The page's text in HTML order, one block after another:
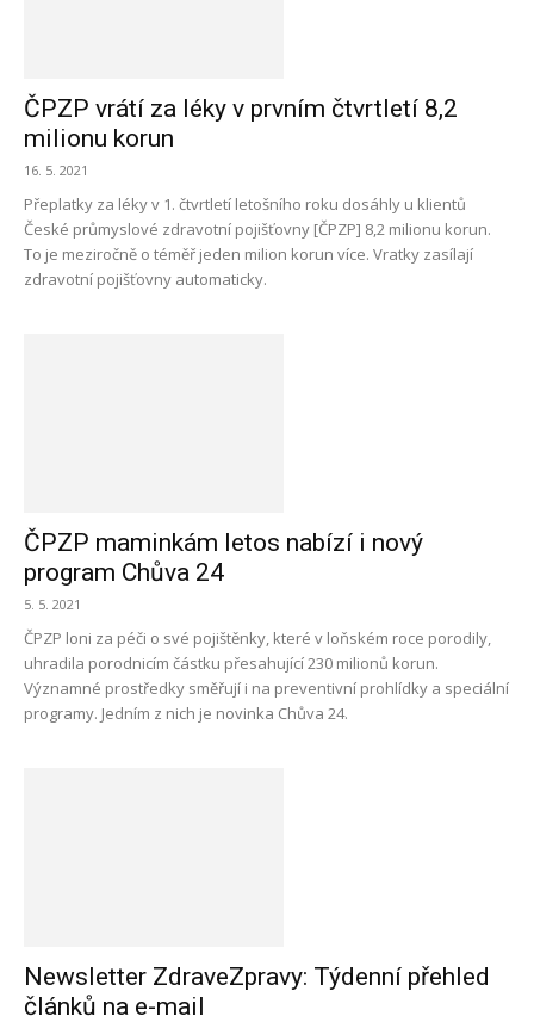
ČPZP vrátí za léky v prvním čtvrtletí 8,2
milionu korun
16. 5. 2021
Přeplatky za léky v 1. čtvrtletí letošního roku dosáhly u klientů
České průmyslové zdravotní pojišťovny [ČPZP] 8,2 milionu korun.
To je meziročně o téměř jeden milion korun více. Vratky zasílají
zdravotní pojišťovny automaticky.
ČPZP maminkám letos nabízí i nový
program Chůva 24
5. 5. 2021
ČPZP loni za péči o své pojištěnky, které v loňském roce porodily,
uhradila porodnicím částku přesahující 230 milionů korun.
Významné prostředky směřují i na preventivní prohlídky a speciální
programy. Jedním z nich je novinka Chůva 24.
Newsletter ZdraveZpravy: Týdenní přehled
článků na e-mail